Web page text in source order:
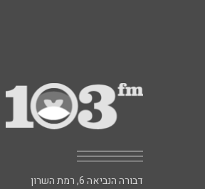
דבורה הנביאה 6, רמת השרון